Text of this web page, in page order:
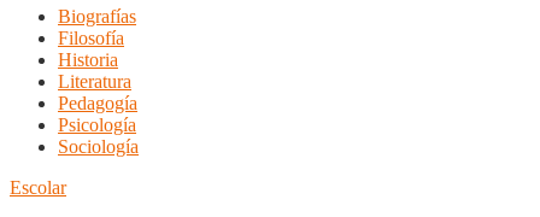
Biografías
Filosofía
Historia
Literatura
Pedagogía
Psicología
Sociología
Escolar